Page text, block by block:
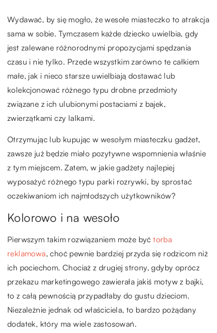
Wydawać, by się mogło, że wesołe miasteczko to atrakcja
sama w sobie. Tymczasem każde dziecko uwielbia, gdy
jest zalewane różnorodnymi propozycjami spędzania
czasu i nie tylko. Przede wszystkim zarówno te całkiem
małe, jak i nieco starsze uwielbiają dostawać lub
kolekcjonować różnego typu drobne przedmioty
związane z ich ulubionymi postaciami z bajek,
zwierzątkami czy lalkami.
Otrzymując lub kupując w wesołym miasteczku gadżet,
zawsze już będzie miało pozytywne wspomnienia właśnie
z tym miejscem. Zatem, w jakie gadżety najlepiej
wyposażyć różnego typu parki rozrywki, by sprostać
oczekiwaniom ich najmłodszych użytkowników?
Kolorowo i na wesoło
Pierwszym takim rozwiązaniem może być torba
reklamowa, choć pewnie bardziej przyda się rodzicom niż
ich pociechom. Chociaż z drugiej strony, gdyby oprócz
przekazu marketingowego zawierała jakiś motyw z bajki,
to z całą pewnością przypadłaby do gustu dzieciom.
Niezależnie jednak od właściciela, to bardzo pożądany
dodatek, który ma wiele zastosowań.